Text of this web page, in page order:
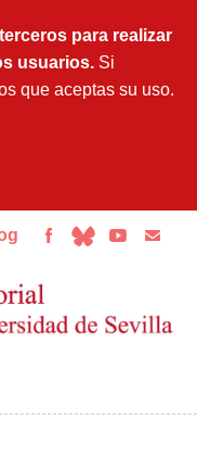
para realizar
usuarios. Si
que aceptas su uso.